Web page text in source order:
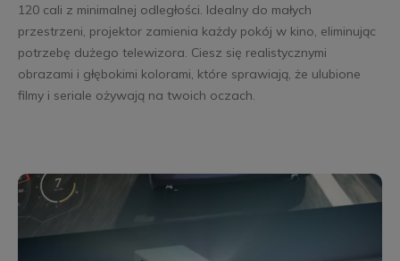
120 cali z minimalnej odległości. Idealny do małych
przestrzeni, projektor zamienia każdy pokój w kino, eliminując
potrzebę dużego telewizora. Ciesz się realistycznymi
obrazami i głębokimi kolorami, które sprawiają, że ulubione
filmy i seriale ożywają na twoich oczach.